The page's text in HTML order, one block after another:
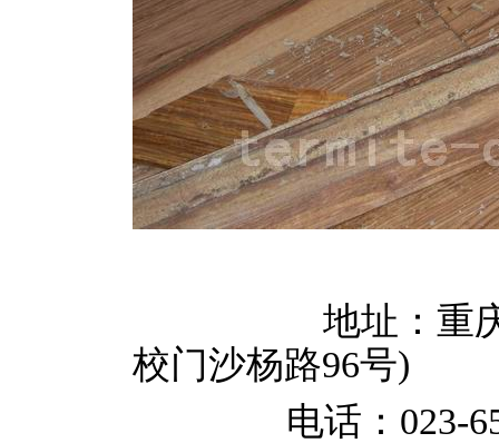
地址：重
校门沙杨路96号)
电话：023-